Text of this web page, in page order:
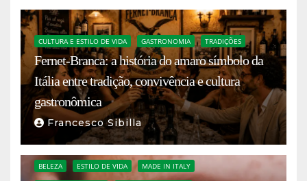
CULTURA E ESTILO DE VIDA GASTRONOMIA TRADIÇÕES
Fernet-Branca: a história do amaro símbolo da
Itália entre tradição, convivência e cultura
gastronômica
Francesco Sibilla
BELEZA ESTILO DE VIDA MADE IN ITALY